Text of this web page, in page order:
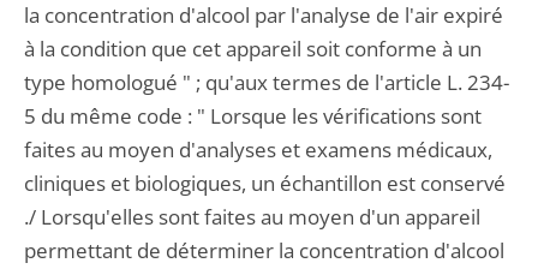
la concentration d'alcool par l'analyse de l'air expiré
à la condition que cet appareil soit conforme à un
type homologué " ; qu'aux termes de l'article L. 234-
5 du même code : " Lorsque les vérifications sont
faites au moyen d'analyses et examens médicaux,
cliniques et biologiques, un échantillon est conservé
./ Lorsqu'elles sont faites au moyen d'un appareil
permettant de déterminer la concentration d'alcool